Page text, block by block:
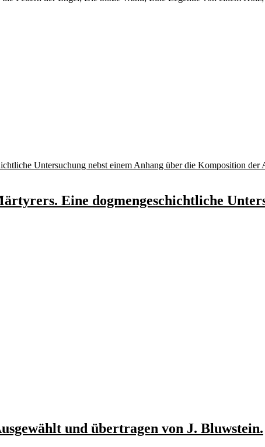
Eine dogmengeschichtliche
und übertragen von J. Bluwstein.